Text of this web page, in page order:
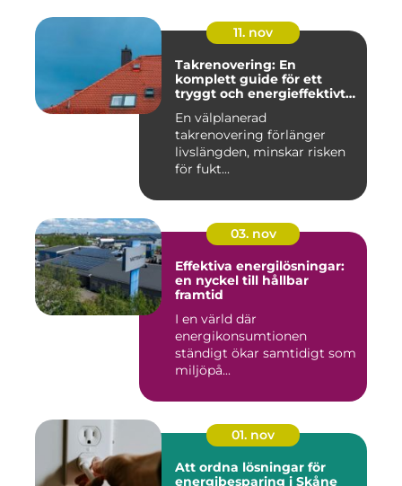
11. nov
Takrenovering: En
komplett guide för ett
tryggt och energieffektivt
En välplanerad
takrenovering förlänger
livslängden, minskar risken
för fukt...
03. nov
Effektiva energilösningar:
en nyckel till hållbar
framtid
I en värld där
energikonsumtionen
ständigt ökar samtidigt som
miljöpå...
01. nov
Att ordna lösningar för
energibesparing i Skåne